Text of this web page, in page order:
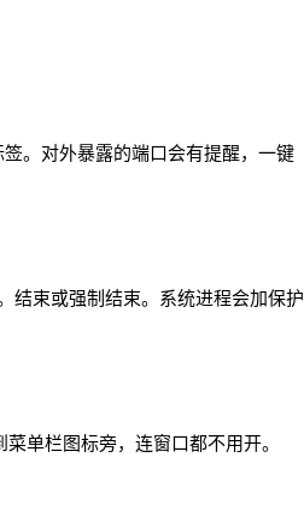
。对外暴露的端口会有提醒，一键
结束或强制结束。系统进程会加保护
单栏图标旁，连窗口都不用开。